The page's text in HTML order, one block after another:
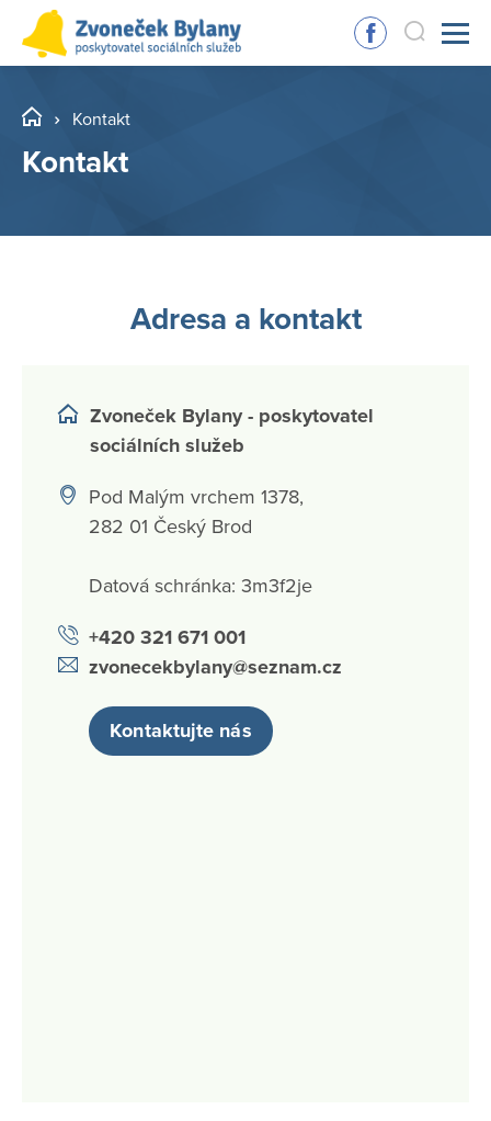
Kontakt
Kontakt
Adresa a kontakt
Zvoneček Bylany - poskytovatel
sociálních služeb
Pod Malým vrchem 1378,
282 01 Český Brod
Datová schránka: 3m3f2je
+420 321 671 001
zvonecekbylany@seznam.cz
Kontaktujte nás